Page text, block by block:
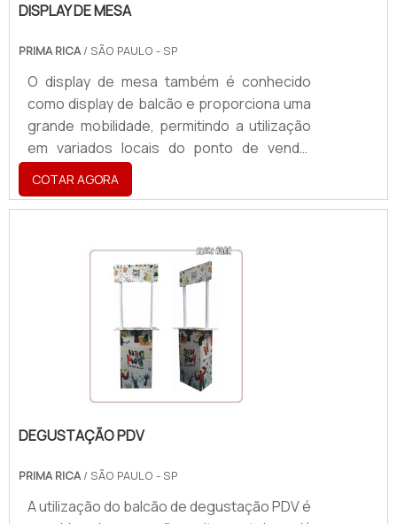
DISPLAY DE MESA
PRIMA RICA/ SÃO PAULO - SP
O display de mesa também é conhecido
como display de balcão e proporciona uma
grande mobilidade, permitindo a utilização
em variados locais do ponto de venda,
sempre visíveis ao público.Os displays de
mesa são produtos extremamente úteis
para os mais variados setores que desejam
no pdv de maneira atrativa e altamente
qualificada. Ele atrai a atenção do
evidenciando, além do produto, a própria
marca em si, destacando-a das.
COTAR AGORA
DEGUSTAÇÃO PDV
PRIMA RICA/ SÃO PAULO - SP
A utilização do balcão de degustação PDV é